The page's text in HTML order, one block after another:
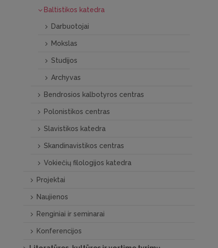
Baltistikos katedra
Darbuotojai
Mokslas
Studijos
Archyvas
Bendrosios kalbotyros centras
Polonistikos centras
Slavistikos katedra
Skandinavistikos centras
Vokiečių filologijos katedra
Projektai
Naujienos
Renginiai ir seminarai
Konferencijos